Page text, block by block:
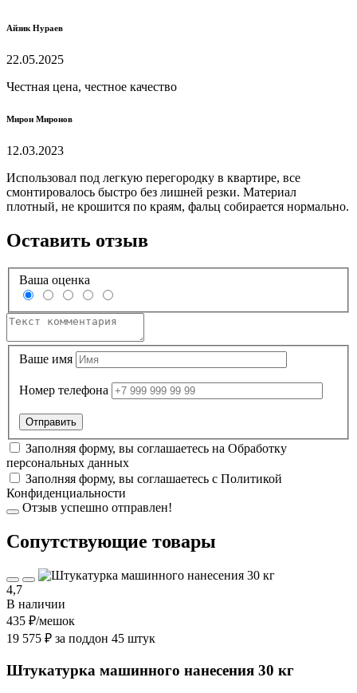
Айзик Нураев
22.05.2025
Честная цена, честное качество
Мирон Миронов
12.03.2023
Использовал под легкую перегородку в квартире, все
смонтировалось быстро без лишней резки. Материал
плотный, не крошится по краям, фальц собирается нормально.
Оставить отзыв
Ваша оценка
Ваше имя
Номер телефона
Заполняя форму, вы соглашаетесь на Обработку
персональных данных
Заполняя форму, вы соглашаетесь с Политикой
Конфиденциальности
Отзыв успешно отправлен!
Cопутствующие товары
4,7
В наличии
435 ₽/мешок
19 575 ₽ за поддон 45 штук
Штукатурка машинного нанесения 30 кг